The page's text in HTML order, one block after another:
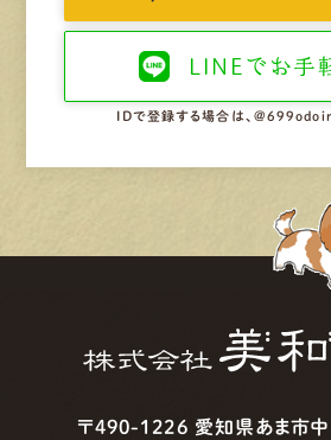
LINEで お手
IDで登録する場合は、
〒490-1226 愛知県あま市